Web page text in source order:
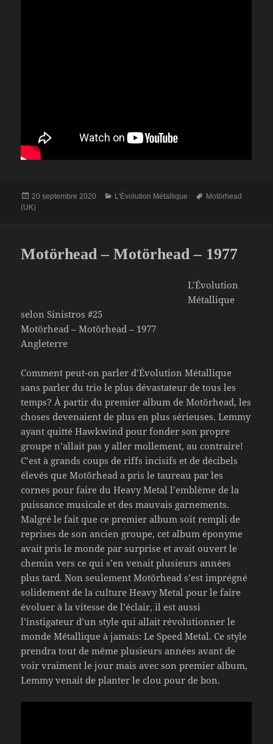
Publié
le
20 septembre 2020 Catégories
L'Évolution Métallique
Mots-
Motörhead
(UK)
Motörhead – Motörhead – 1977
L’Évolution
Métallique
selon Sinistros #25
Motörhead – Motörhead – 1977
Angleterre
Comment peut-on parler d’Évolution Métallique
sans parler du trio le plus dévastateur de tous les
temps? À partir du premier album de Motörhead, les
choses devenaient de plus en plus sérieuses. Lemmy
ayant quitté Hawkwind pour fonder son propre
groupe n’allait pas y aller mollement, au contraire!
C’est à grands coups de riffs incisifs et de décibels
élevés que Motörhead a pris le taureau par les
cornes pour faire du Heavy Metal l’emblème de la
puissance musicale et des mauvais garnements.
Malgré le fait que ce premier album soit rempli de
reprises de son ancien groupe, cet album éponyme
avait pris le monde par surprise et avait ouvert le
chemin vers ce qui s’en venait plusieurs années
plus tard. Non seulement Motörhead s’est imprégné
solidement de la culture Heavy Metal pour le faire
évoluer à la vitesse de l’éclair, il est aussi
l’instigateur d’un style qui allait révolutionner le
monde Métallique à jamais: Le Speed Metal. Ce style
prendra tout de même plusieurs années avant de
voir vraiment le jour mais avec son premier album,
Lemmy venait de planter le clou pour de bon.